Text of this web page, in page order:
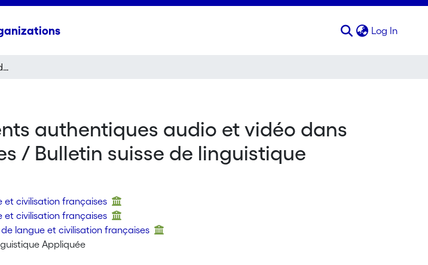
Log In
L’exploitation didactique des documents authentiques audio et vidéo dans l’enseignement des langues étrangères / Bulletin suisse de linguistique appliquée 92
authentiques audio et vidéo dans
/ Bulletin suisse de linguistique
et civilisation françaises
et civilisation françaises
langue et civilisation françaises
Appliquée